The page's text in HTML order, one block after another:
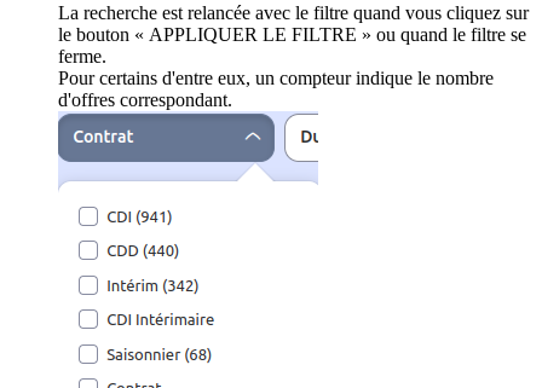
La recherche est relancée avec le filtre quand vous cliquez sur
le bouton « APPLIQUER LE FILTRE » ou quand le filtre se
ferme.
Pour certains d'entre eux, un compteur indique le nombre
d'offres correspondant.